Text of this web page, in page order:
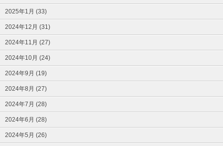
2025年1月 (33)
2024年12月 (31)
2024年11月 (27)
2024年10月 (24)
2024年9月 (19)
2024年8月 (27)
2024年7月 (28)
2024年6月 (28)
2024年5月 (26)